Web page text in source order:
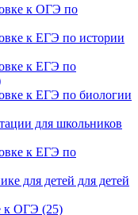
к ОГЭ по
к ЕГЭ по истории
к ЕГЭ по
к ЕГЭ по биологии
для школьников
к ЕГЭ по
для детей для детей
к ОГЭ (25)